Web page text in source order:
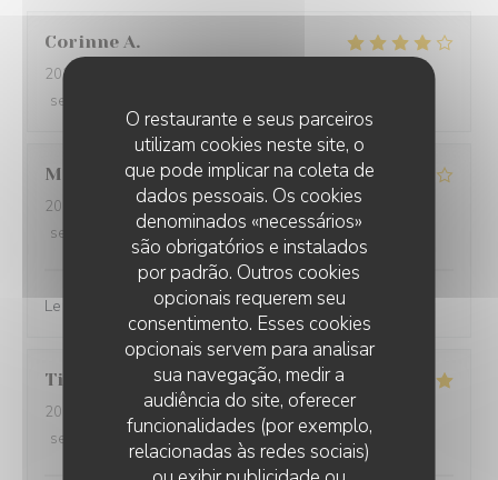
O restaurante e seus parceiros
utilizam cookies neste site, o
que pode implicar na coleta de
dados pessoais. Os cookies
denominados «necessários»
são obrigatórios e instalados
por padrão. Outros cookies
opcionais requerem seu
consentimento. Esses cookies
opcionais servem para analisar
sua navegação, medir a
audiência do site, oferecer
funcionalidades (por exemplo,
relacionadas às redes sociais)
Corinne A
2025-12-09
service
Manon
2025-12-08
- 19:30 - guests 4
service
ambience: 5/5 menu:4/5 quality_price
Le mafé et les allocos sont délicieux
Tim
2025-12-03
- 19:30 - guests 2
service
ambience:5/5 menu: 5/5 quality_price